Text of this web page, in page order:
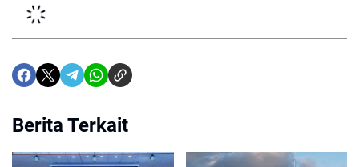
Berita Terkait